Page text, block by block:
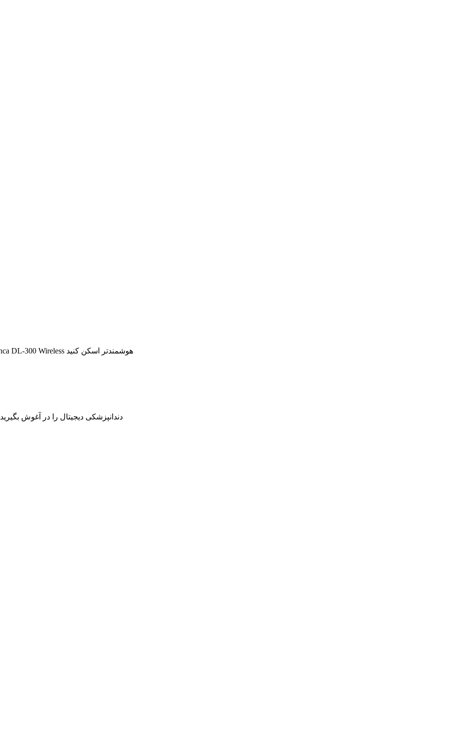
بدون سیم، بدون محدودیت. با فناوری Launca DL-300 Wireless هوشمندتر اسکن کنید
با اسکنرهای داخل دهانی Launca DL-206، دندانپزشکی دیجیتال را در آغوش بگیرید